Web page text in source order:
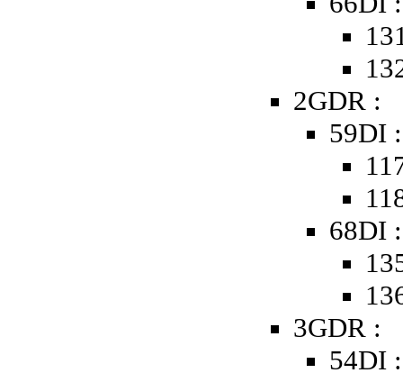
2GDR :
59DI :
68DI :
3GDR :
54DI :